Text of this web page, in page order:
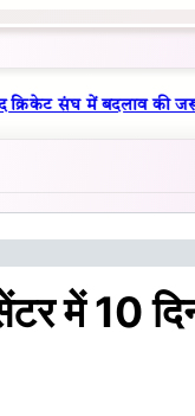
संघ में बदलाव की जरूरत
में 10